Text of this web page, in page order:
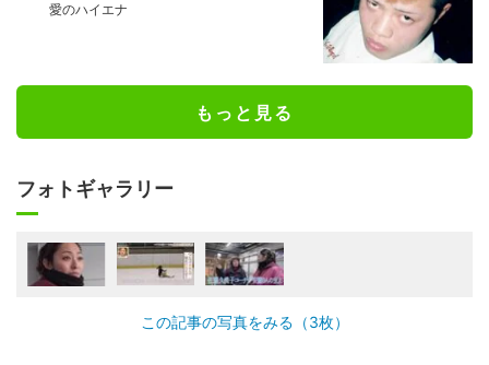
愛のハイエナ
もっと見る
フォトギャラリー
この記事の写真をみる（3枚）